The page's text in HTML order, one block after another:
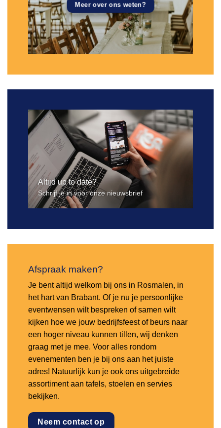
Meer over ons weten?
Altijd up to date?
Schrijf je in voor onze nieuwsbrief
Afspraak maken?
Je bent altijd welkom bij ons in Rosmalen, in
het hart van Brabant. Of je nu je persoonlijke
eventwensen wilt bespreken of samen wilt
kijken hoe we jouw bedrijfsfeest of beurs naar
een hoger niveau kunnen tillen, wij denken
graag met je mee. Voor alles rondom
evenementen ben je bij ons aan het juiste
adres! Natuurlijk kun je ook ons uitgebreide
assortiment aan tafels, stoelen en servies
bekijken.
Neem contact op